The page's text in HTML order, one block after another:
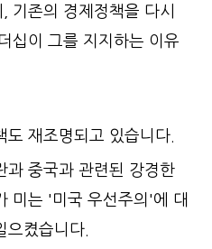
기존의 경제정책을 다시
십이 그를 지지하는 이유
재조명되고 있습니다.
과 중국과 관련된 강경한
미는 '미국 우선주의'에 대
으켰습니다.